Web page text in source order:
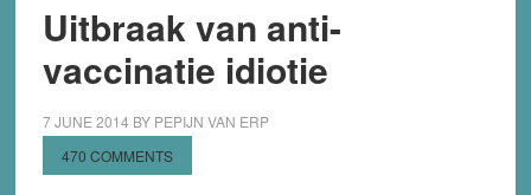
Uitbraak van anti-
vaccinatie idiotie
7 JUNE 2014 BY PEPIJN VAN ERP
470 COMMENTS